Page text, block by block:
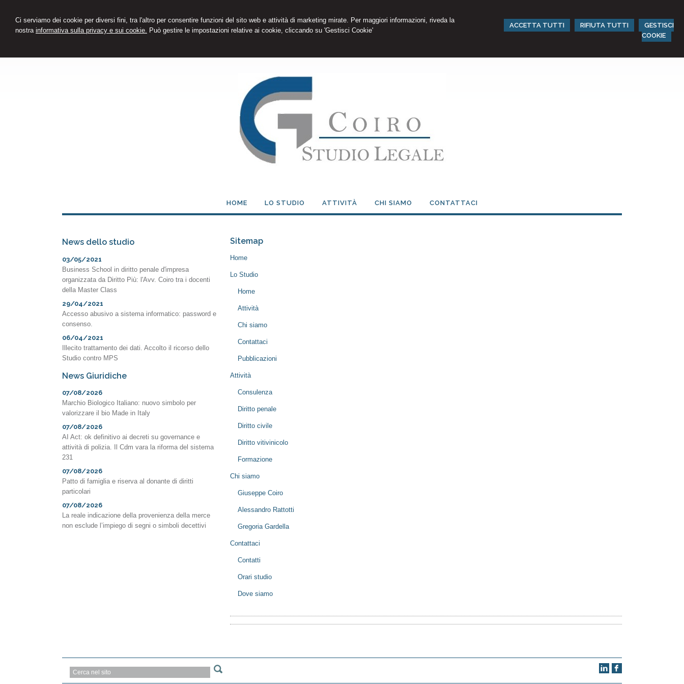
Ci serviamo dei cookie per diversi fini, tra l'altro per consentire funzioni del sito web e attività di marketing mirate. Per maggiori informazioni, riveda la
nostra informativa sulla privacy e sui cookie. Può gestire le impostazioni relative ai cookie, cliccando su 'Gestisci Cookie'
ACCETTA TUTTI RIFIUTA TUTTI
GESTISCI
COOKIE
HOME LO STUDIO ATTIVITÀ CHI SIAMO CONTATTACI
Sitemap
Home
Lo Studio
Home
Attività
Chi siamo
Contattaci
Pubblicazioni
Attività
Consulenza
Diritto penale
Diritto civile
Diritto vitivinicolo
Formazione
Chi siamo
Giuseppe Coiro
Alessandro Rattotti
Gregoria Gardella
Contattaci
Contatti
Orari studio
Dove siamo
News dello studio
03/05/2021
Business School in diritto penale d'impresa
organizzata da Diritto Più: l'Avv. Coiro tra i docenti
della Master Class
29/04/2021
Accesso abusivo a sistema informatico: password e
consenso.
06/04/2021
Illecito trattamento dei dati. Accolto il ricorso dello
Studio contro MPS
News Giuridiche
07/08/2026
Marchio Biologico Italiano: nuovo simbolo per
valorizzare il bio Made in Italy
07/08/2026
AI Act: ok definitivo ai decreti su governance e
attività di polizia. Il Cdm vara la riforma del sistema
231
07/08/2026
Patto di famiglia e riserva al donante di diritti
particolari
07/08/2026
La reale indicazione della provenienza della merce
non esclude l’impiego di segni o simboli decettivi